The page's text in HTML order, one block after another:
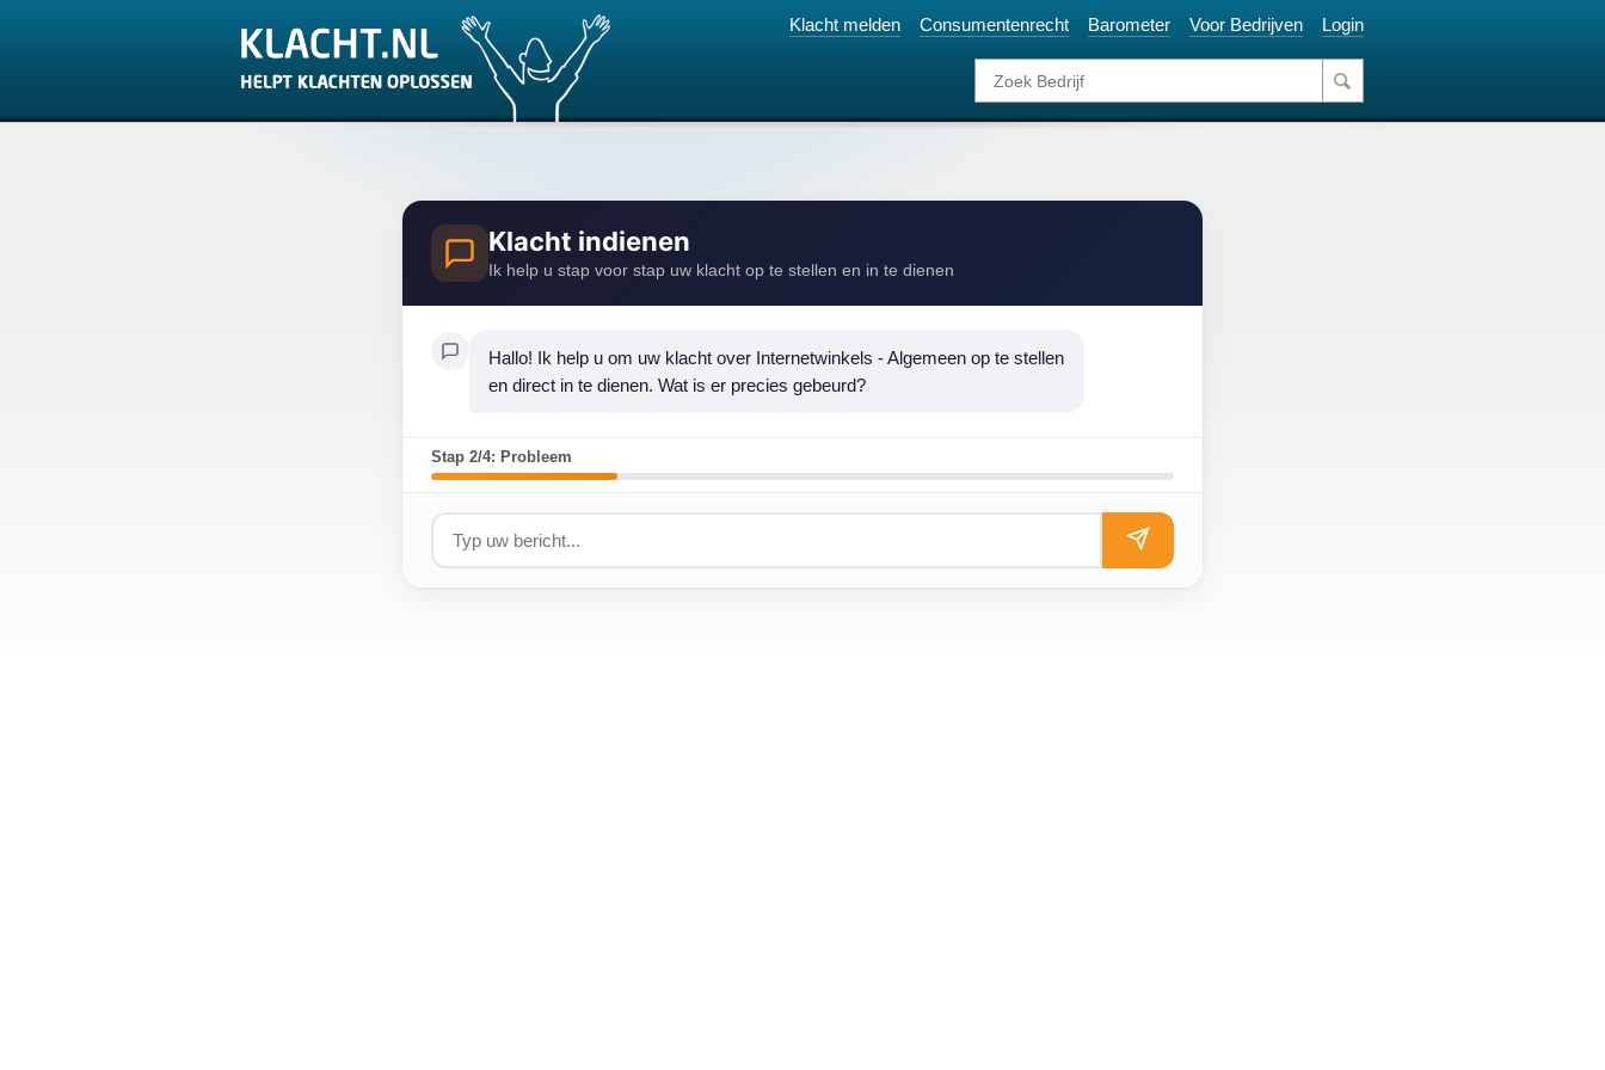
Klacht melden Consumentenrecht Barometer Voor Bedrijven Login
Klacht indienen
Ik help u stap voor stap uw klacht op te stellen en in te dienen
Hallo! Ik help u om uw klacht over Internetwinkels - Algemeen op te stellen
en direct in te dienen. Wat is er precies gebeurd?
Stap 2/4: Probleem